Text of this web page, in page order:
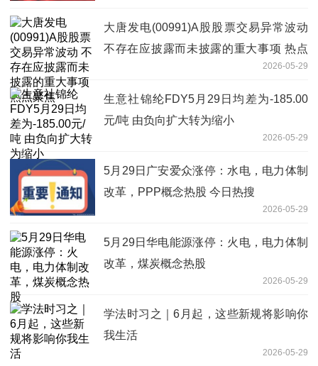
大唐发电(00991)A股股票交易异常波动
不存在应披露而未披露的重大事项 热点
2026-05-29
生意社锦纶FDY5月29日均差为-185.00
元/吨 由负向扩大转为缩小
2026-05-29
5月29日广安爱众涨停：水电，电力体制
改革，PPP概念热股 今日热搜
2026-05-29
5月29日华电能源涨停：火电，电力体制
改革，煤炭概念热股
2026-05-29
学法时习之｜6月起，这些新规将影响你
我生活
2026-05-29